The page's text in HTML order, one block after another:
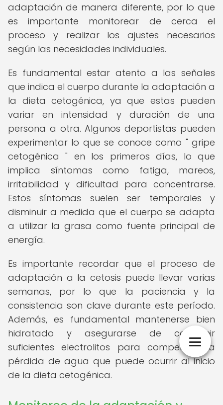
adaptación de manera diferente, por lo que
es importante monitorear de cerca el
proceso y realizar los ajustes necesarios
según las necesidades individuales.
Es fundamental estar atento a las señales
que indica el cuerpo durante la adaptación a
la dieta cetogénica, ya que estas pueden
variar en intensidad y duración de una
persona a otra. Algunos deportistas pueden
experimentar lo que se conoce como " gripe
cetogénica " en los primeros días, lo que
implica síntomas como fatiga, mareos,
irritabilidad y dificultad para concentrarse.
Estos síntomas suelen ser temporales y
disminuir a medida que el cuerpo se adapta
a utilizar la grasa como fuente principal de
energía.
Es importante recordar que el proceso de
adaptación a la cetosis puede llevar varias
semanas, por lo que la paciencia y la
consistencia son clave durante este período.
Además, es fundamental mantenerse bien
hidratado y asegurarse de consumir
suficientes electrolitos para compensar la
pérdida de agua que puede ocurrir al inicio
de la dieta cetogénica.